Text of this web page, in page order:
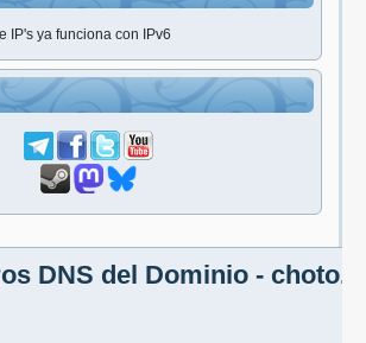
IP's ya funciona con IPv6
DNS del Dominio -